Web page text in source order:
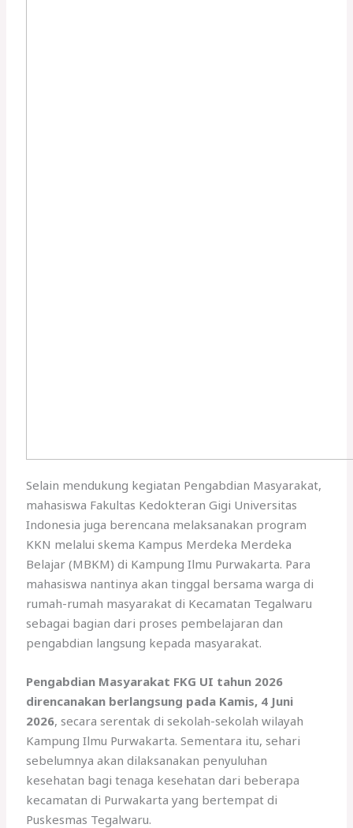
Selain mendukung kegiatan Pengabdian Masyarakat,
mahasiswa Fakultas Kedokteran Gigi Universitas
Indonesia juga berencana melaksanakan program
KKN melalui skema Kampus Merdeka Merdeka
Belajar (MBKM) di Kampung Ilmu Purwakarta. Para
mahasiswa nantinya akan tinggal bersama warga di
rumah-rumah masyarakat di Kecamatan Tegalwaru
sebagai bagian dari proses pembelajaran dan
pengabdian langsung kepada masyarakat.
Pengabdian Masyarakat FKG UI tahun 2026
direncanakan berlangsung pada Kamis, 4 Juni
2026, secara serentak di sekolah-sekolah wilayah
Kampung Ilmu Purwakarta. Sementara itu, sehari
sebelumnya akan dilaksanakan penyuluhan
kesehatan bagi tenaga kesehatan dari beberapa
kecamatan di Purwakarta yang bertempat di
Puskesmas Tegalwaru.